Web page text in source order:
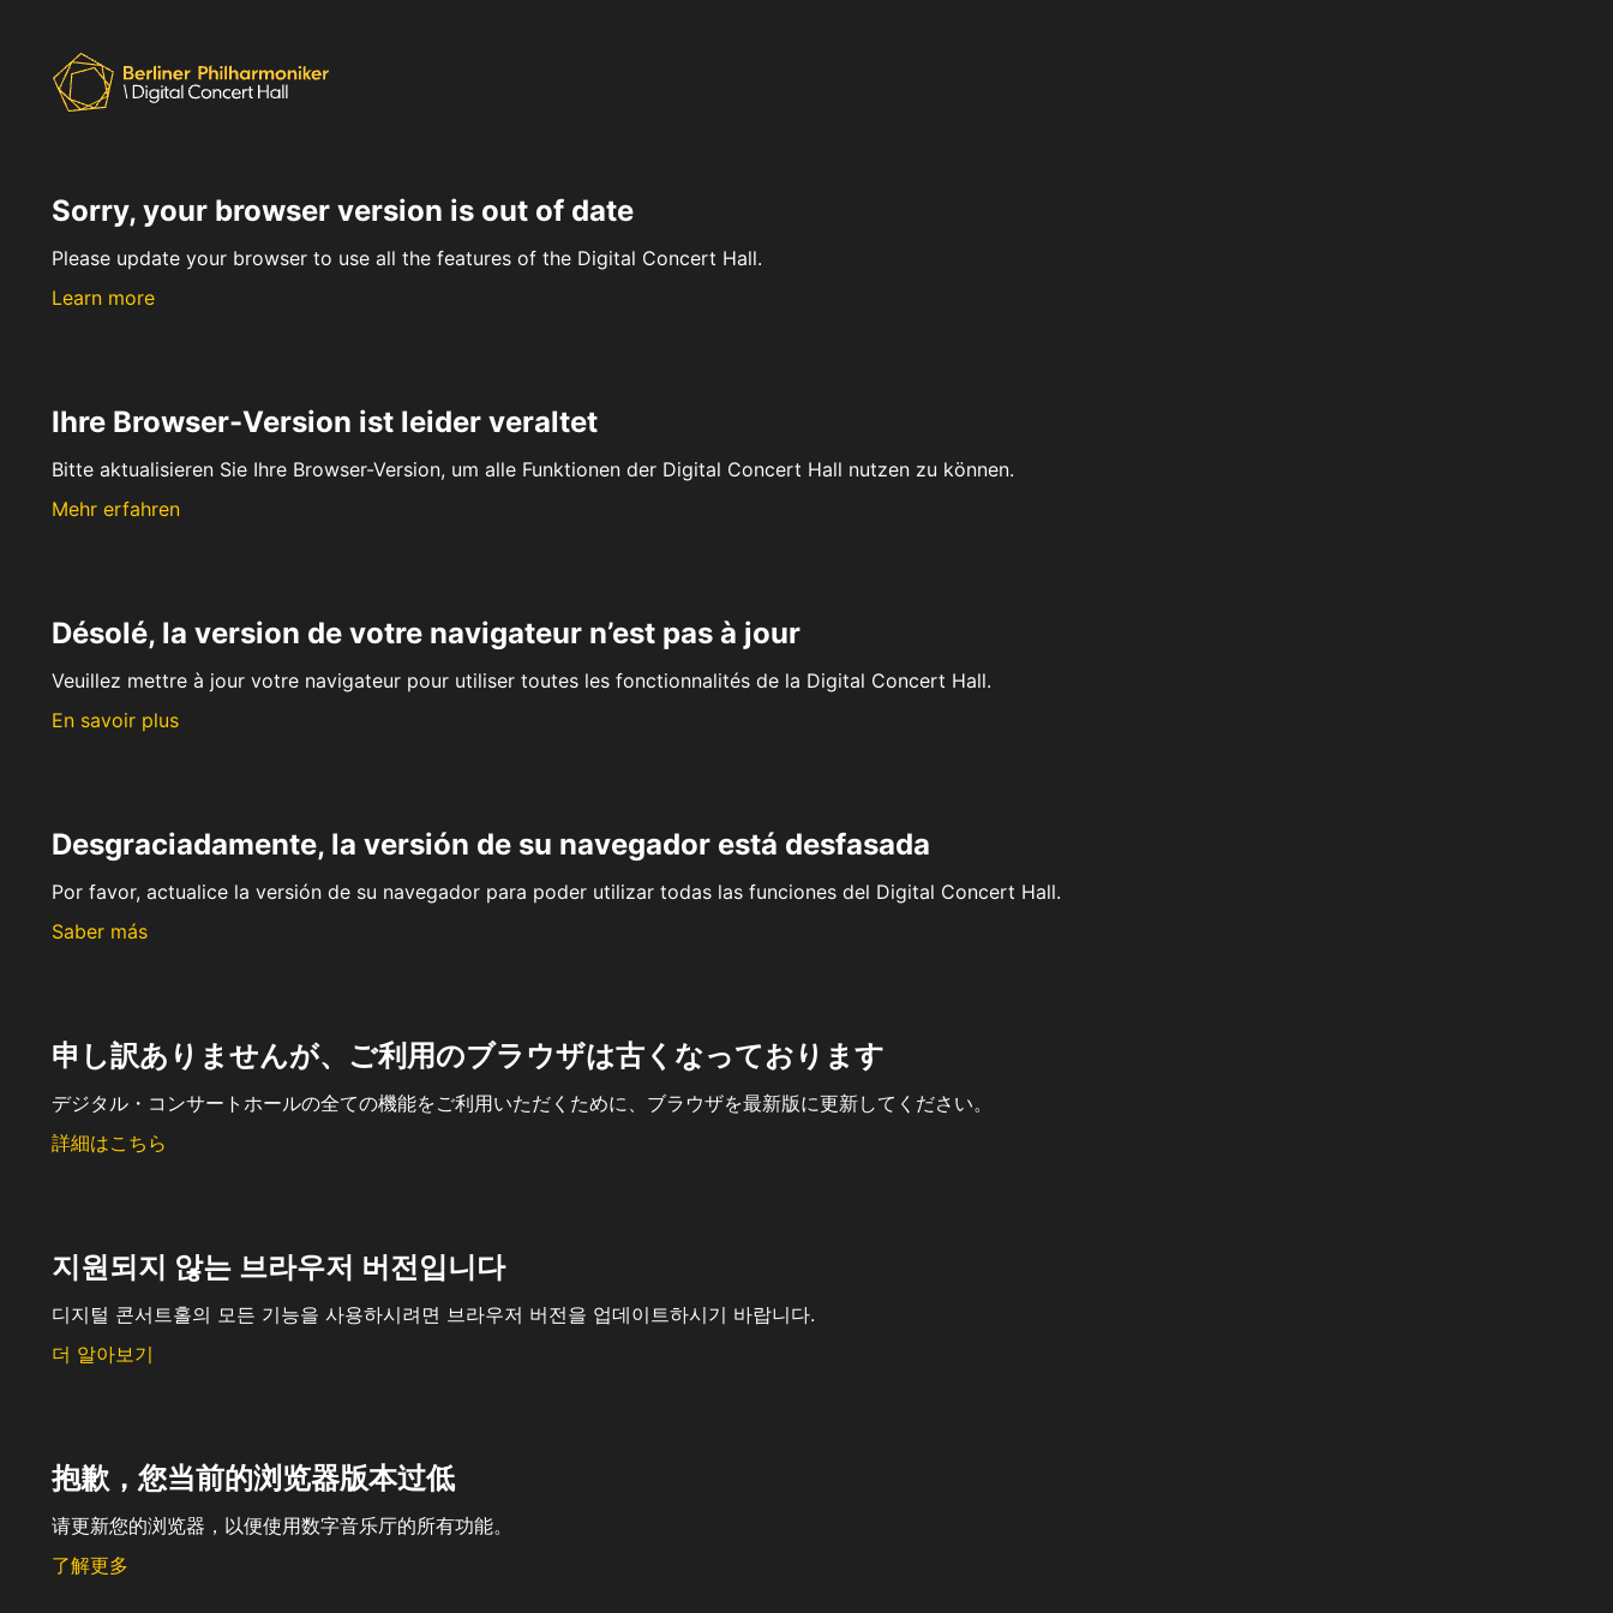
Sorry, your browser version is out of date
Please update your browser to use all the features of the Digital Concert Hall.
Learn more
Ihre Browser-Version ist leider veraltet
Bitte aktualisieren Sie Ihre Browser-Version, um alle Funktionen der Digital Concert Hall nutzen zu können.
Mehr erfahren
Désolé, la version de votre navigateur n’est pas à jour
Veuillez mettre à jour votre navigateur pour utiliser toutes les fonctionnalités de la Digital Concert Hall.
En savoir plus
Desgraciadamente, la versión de su navegador está desfasada
Por favor, actualice la versión de su navegador para poder utilizar todas las funciones del Digital Concert Hall.
Saber más
申し訳ありませんが、ご利用のブラウザは古くなっております
デジタル・コンサートホールの全ての機能をご利用いただくために、ブラウザを最新版に更新してください。
詳細はこちら
지원되지 않는 브라우저 버전입니다
디지털 콘서트홀의 모든 기능을 사용하시려면 브라우저 버전을 업데이트하시기 바랍니다.
더 알아보기
抱歉，您当前的浏览器版本过低
请更新您的浏览器，以便使用数字音乐厅的所有功能。
了解更多